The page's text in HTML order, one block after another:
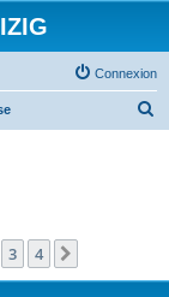
Connexion
c
3 4